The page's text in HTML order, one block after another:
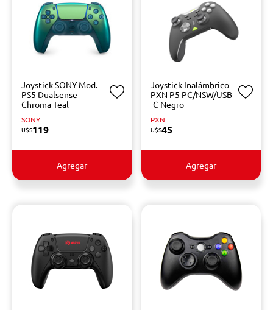
Joystick SONY Mod.
PS5 Dualsense
Chroma Teal
SONY
U$S119
Agregar
Joystick Inalámbrico
PXN P5 PC/NSW/USB
-C Negro
PXN
U$S45
Agregar